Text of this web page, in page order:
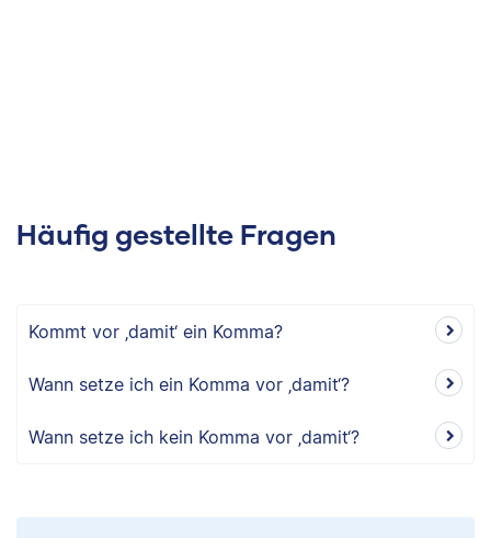
Häufig gestellte Fragen
Kommt vor ‚damit‘ ein Komma?
Wann setze ich ein Komma vor ‚damit‘?
Wann setze ich kein Komma vor ‚damit‘?